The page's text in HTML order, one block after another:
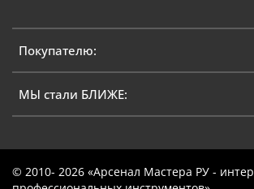
Покупателю:
МЫ стали БЛИЖЕ:
© 2010- 2026 «Арсенал Мастера РУ -